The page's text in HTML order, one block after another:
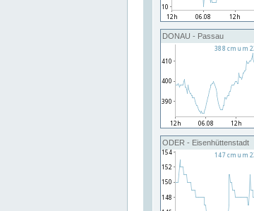
DONAU - Passau
ODER - Eisenhüttenstadt